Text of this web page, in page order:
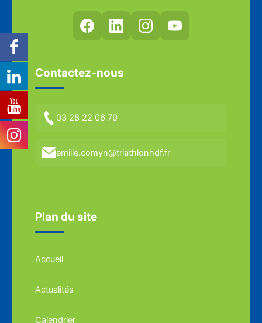
Contactez-nous
03 28 22 06 79
emilie.comyn@triathlonhdf.fr
Plan du site
Accueil
Actualités
Calendrier